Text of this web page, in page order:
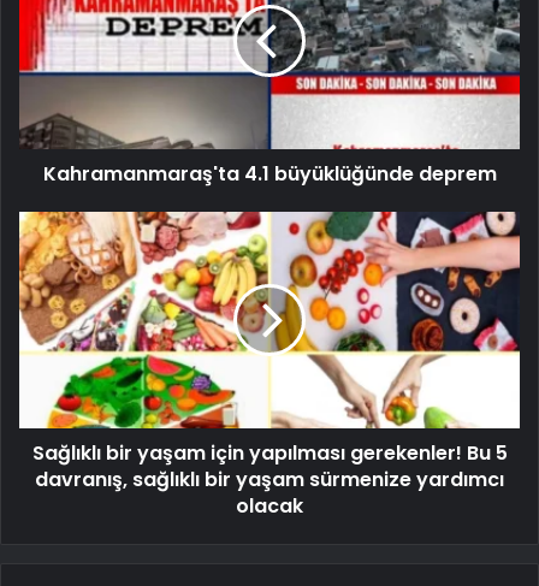
Kahramanmaraş'ta 4.1 büyüklüğünde deprem
Sağlıklı bir yaşam için yapılması gerekenler! Bu 5
davranış, sağlıklı bir yaşam sürmenize yardımcı
olacak